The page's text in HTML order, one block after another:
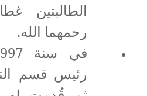
الطالبتين
رحمهما الله.
رئيس قسم